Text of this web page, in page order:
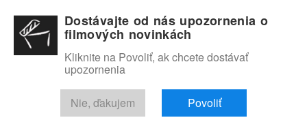
RECENZIE TRAILERY FILMOVÁ DATABÁZA
Dostávajte od nás upozornenia o
filmových novinkách
Kliknite na Povoliť, ak chcete dostávať
upozornenia
Nie, ďakujem Povoliť